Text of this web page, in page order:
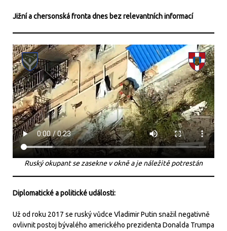
Jižní a chersonská fronta dnes bez relevantních informací
Ruský okupant se zasekne v okně a je náležitě potrestán
Diplomatické a politické události:
Už od roku 2017 se ruský vůdce Vladimir Putin snažil negativně
ovlivnit postoj bývalého amerického prezidenta Donalda Trumpa